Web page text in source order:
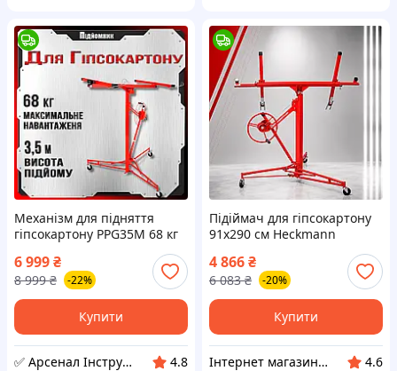
Механізм для підняття
гіпсокартону PPG35M 68 кг
гіпсокартонових плит
механічний ліфт для
гіпсокартону
6 999₴
8 999 ₴ -22%
Купити
✅ Арсенал Інструменту
4.8
Підіймач для гіпсокартону
91х290 см Heckmann
гіпсокартонних листів
будівельний підйомник
тримач для гіпсокартону
4 866₴
6 083 ₴ -20%
Купити
Інтернет магазин ➤ REDUX
4.6